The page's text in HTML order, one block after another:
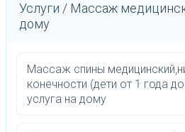
Услуги / Массаж
дому
Массаж спины
конечности (дети от 1 года
услуга на дому